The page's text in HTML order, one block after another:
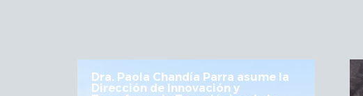
Dra. Paola Chandía Parra asume la
Dirección de Innovación y